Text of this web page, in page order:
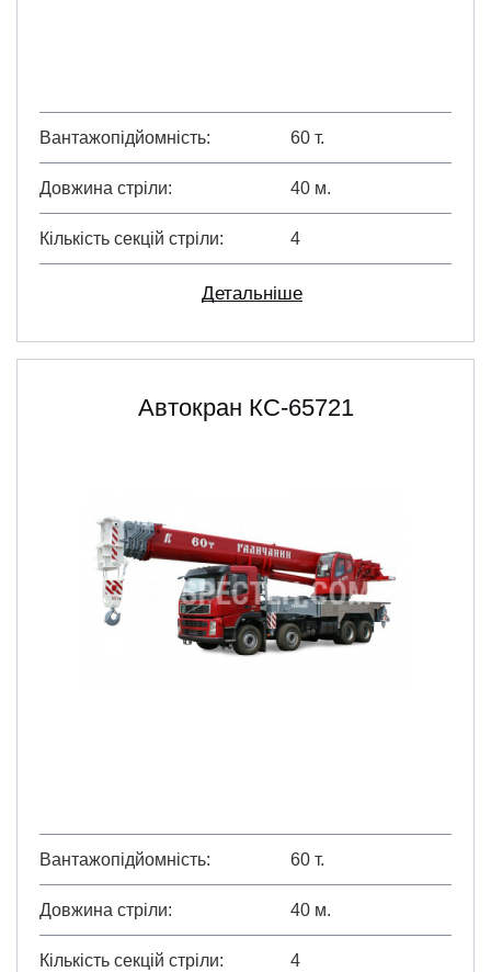
Вантажопідйомність 60 т.
Довжина стріли 40 м.
Кількість секцій стріли 4
Детальніше
Автокран КС-65721
Вантажопідйомність 60 т.
Довжина стріли 40 м.
Кількість секцій стріли 4